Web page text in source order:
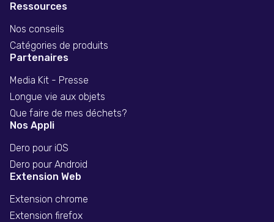
Ressources
Nos conseils
Catégories de produits
Partenaires
Media Kit - Presse
Longue vie aux objets
Que faire de mes déchets?
Nos Appli
Dero pour iOS
Dero pour Android
Extension Web
Extension chrome
Extension firefox